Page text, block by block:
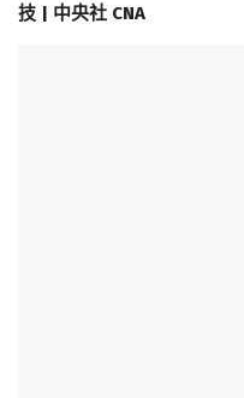
技 | 中央社 CNA